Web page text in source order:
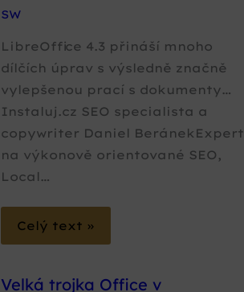
SW
LibreOffice 4.3 přináší mnoho
dílčích úprav s výsledně značně
vylepšenou prací s dokumenty…
Instaluj.cz SEO specialista a
copywriter Daniel BeránekExpert
na výkonově orientované SEO,
Local…
Celý text »
Velká trojka Office v